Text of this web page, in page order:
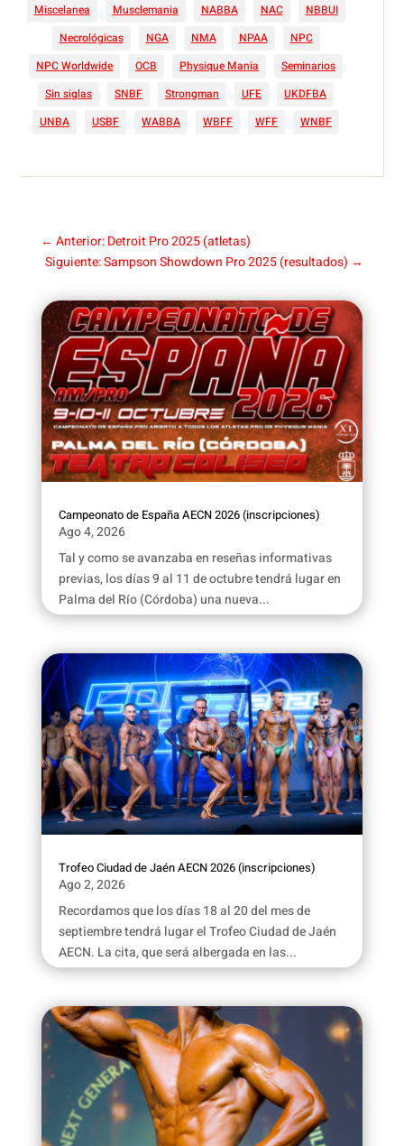
Miscelanea
Musclemania NABBA NAC
NBBUI
Necrológicas
NGA NMA NPAA
NPC
NPC Worldwide
OCB Physique Mania
Seminarios
Sin siglas
SNBF Strongman UFE
UKDFBA
UNBA
USBF WABBA WBFF WFF WNBF
← Anterior: Detroit Pro 2025 (atletas)
Siguiente: Sampson Showdown Pro 2025 (resultados) →
Campeonato de España AECN 2026 (inscripciones)
Ago 4, 2026
Tal y como se avanzaba en reseñas informativas
previas, los días 9 al 11 de octubre tendrá lugar en
Palma del Río (Córdoba) una nueva...
Trofeo Ciudad de Jaén AECN 2026 (inscripciones)
Ago 2, 2026
Recordamos que los días 18 al 20 del mes de
septiembre tendrá lugar el Trofeo Ciudad de Jaén
AECN. La cita, que será albergada en las...